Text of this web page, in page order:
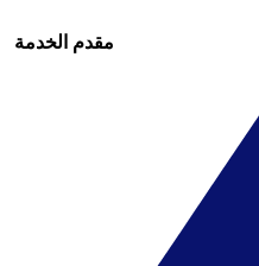
مقدم الخدمة